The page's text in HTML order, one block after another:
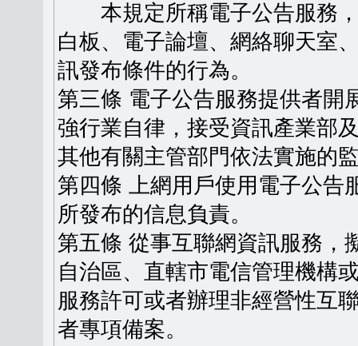
本規定所稱電子公告服務，
白板、電子論壇、網絡聊天室
訊發布條件的行為。
第三條 電子公告服務提供者開
強行業自律，接受資訊產業部
其他有關主管部門依法實施的
第四條 上網用戶使用電子公告
所發布的信息負責。
第五條 從事互聯網資訊服務，
自治區、直轄市電信管理機構
服務許可或者辦理非經營性互
者專項備案。